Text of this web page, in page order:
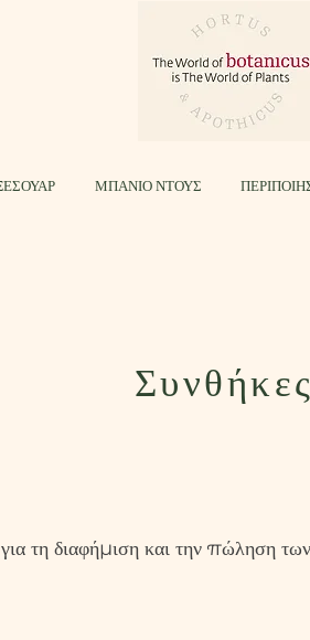
ΜΠΑΝΙΟ ΝΤΟΥΣ
Συνθήκες
τη διαφήμιση και την πώληση